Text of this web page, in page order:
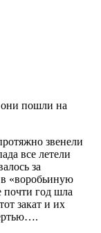
они пошли на
звенели
все летели
за
в «воробьиную
почти год шла
закат и их